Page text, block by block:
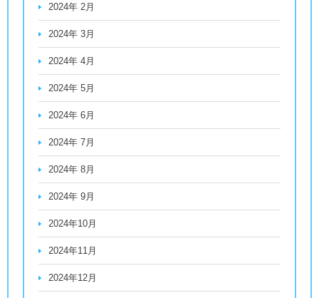
2024年 2月
2024年 3月
2024年 4月
2024年 5月
2024年 6月
2024年 7月
2024年 8月
2024年 9月
2024年10月
2024年11月
2024年12月